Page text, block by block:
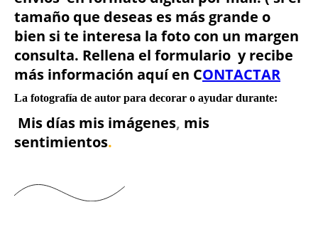
tamaño que deseas es más grande o
bien si te interesa la foto con un margen
consulta. Rellena el formulario y recibe
más información aquí en CONTACTAR
La fotografía de autor para decorar o ayudar durante:
Mis días mis imágenes, mis
sentimientos.